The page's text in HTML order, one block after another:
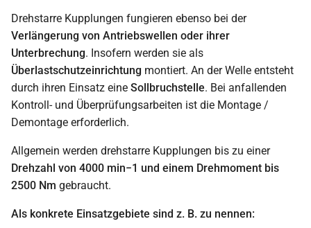
Drehstarre Kupplungen fungieren ebenso bei der
Verlängerung von Antriebswellen oder ihrer
Unterbrechung. Insofern werden sie als
Überlastschutzeinrichtung montiert. An der Welle entsteht
durch ihren Einsatz eine Sollbruchstelle. Bei anfallenden
Kontroll- und Überprüfungsarbeiten ist die Montage /
Demontage erforderlich.
Allgemein werden drehstarre Kupplungen bis zu einer
Drehzahl von 4000 min−1 und einem Drehmoment bis
2500 Nm gebraucht.
Als konkrete Einsatzgebiete sind z. B. zu nennen: